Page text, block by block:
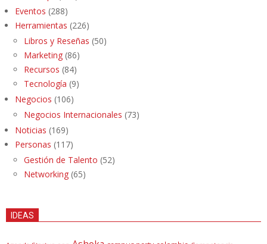
Eventos (288)
Herramientas (226)
Libros y Reseñas (50)
Marketing (86)
Recursos (84)
Tecnología (9)
Negocios (106)
Negocios Internacionales (73)
Noticias (169)
Personas (117)
Gestión de Talento (52)
Networking (65)
IDEAS